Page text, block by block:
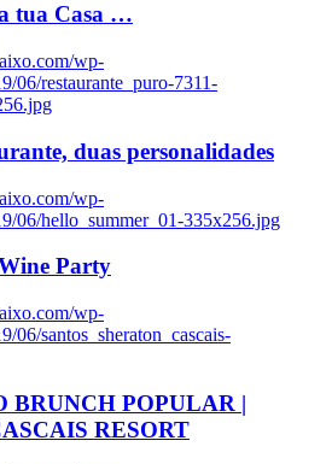
tua Casa …
wp-
06/restaurante_puro-7311-
duas personalidades
wp-
06/hello_summer_01-335x256.jpg
Party
wp-
06/santos_sheraton_cascais-
BRUNCH POPULAR |
RESORT